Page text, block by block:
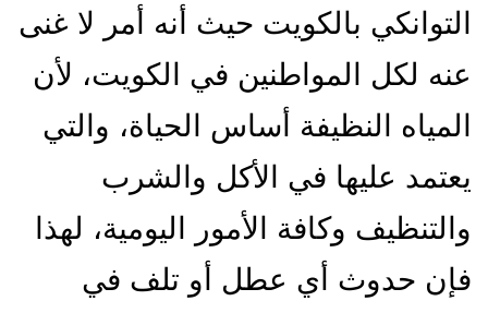
التوانكي بالكويت حيث أنه أمر لا غنى
عنه لكل المواطنين في الكويت، لأن
المياه النظيفة أساس الحياة، والتي
يعتمد عليها في الأكل والشرب
والتنظيف وكافة الأمور اليومية، لهذا
فإن حدوث أي عطل أو تلف في